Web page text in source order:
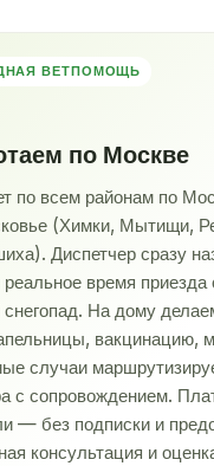
ВЕТПОМОЩЬ
по Москве
по всем районам по
(Химки, Мытищи,
Диспетчер сразу
время приезда
снегопад. На дому
вакцинацию,
случаи
с сопровождением.
— без подписки и
консультация и